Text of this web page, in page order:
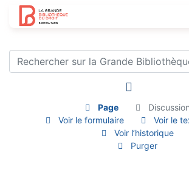
Page
Discussion
Voir le formulaire
Voir le
Voir l’historique
Purger